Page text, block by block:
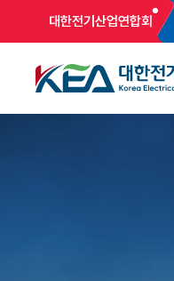
대한전기산업연합회